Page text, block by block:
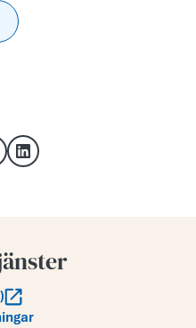
Facebook
på X
Dela på LinkedIn